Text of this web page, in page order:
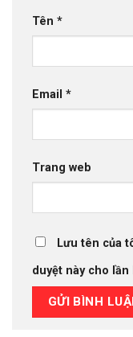
Tên *
Email *
Trang web
Lưu tên của
duyệt này cho